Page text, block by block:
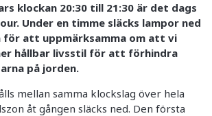
klockan 20:30 till 21:30 är det dags
Under en timme släcks lampor ned
för att uppmärksamma om att vi
hållbar livsstil för att förhindra
på jorden.
mellan samma klockslag över hela
åt gången släcks ned. Den första